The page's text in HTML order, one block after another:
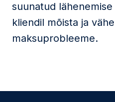
suunatud
kliendil mõista ja
maksuprobleeme.